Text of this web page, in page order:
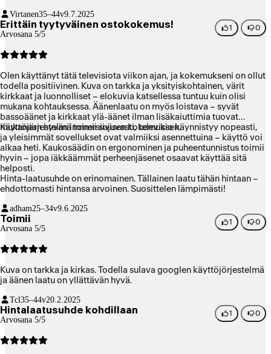
Virtanen35–44v9.7.2025
Erittäin tyytyväinen ostokokemus!
Arvosana 5/5
1 0
Olen käyttänyt tätä televisiota viikon ajan, ja kokemukseni on ollut
todella positiivinen. Kuva on tarkka ja yksityiskohtainen, värit
kirkkaat ja luonnolliset – elokuvia katsellessa tuntuu kuin olisi
mukana kohtauksessa. Äänenlaatu on myös loistava – syvät
bassoäänet ja kirkkaat ylä-äänet ilman lisäkaiuttimia tuovat
mukanaan hyvän immersiivisen kokemuksen.
Käyttöjärjestelmä toimii sujuvasti, televisio käynnistyy nopeasti,
ja yleisimmät sovellukset ovat valmiiksi asennettuina – käyttö voi
alkaa heti. Kaukosäädin on ergonominen ja puheentunnistus toimii
hyvin – jopa iäkkäämmät perheenjäsenet osaavat käyttää sitä
helposti.
Hinta-laatusuhde on erinomainen. Tällainen laatu tähän hintaan –
ehdottomasti hintansa arvoinen. Suosittelen lämpimästi!
adham25–34v9.6.2025
Toimii
Arvosana 5/5
1 0
Kuva on tarkka ja kirkas. Todella sulava googlen käyttöjörjestelmä
ja äänen laatu on yllättävän hyvä.
Tcl35–44v20.2.2025
Hintalaatusuhde kohdillaan
Arvosana 5/5
1 0